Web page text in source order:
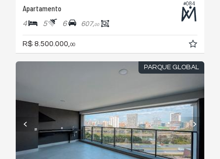
#084
Apartamento
4 5 6 607,00
R$ 8.500.000, 00
PARQUE GLOBAL